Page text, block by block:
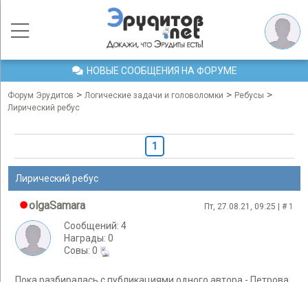
НОВЫЕ СООБЩЕНИЯ НА ФОРУМЕ
Форум Эрудитов > Логические задачи и головоломки > Ребусы >
Лирический ребус
1
Лирический ребус
olgaSamara Пт, 27.08.21, 09:25 | # 1
Сообщений: 4
Награды: 0
Cовы: 0